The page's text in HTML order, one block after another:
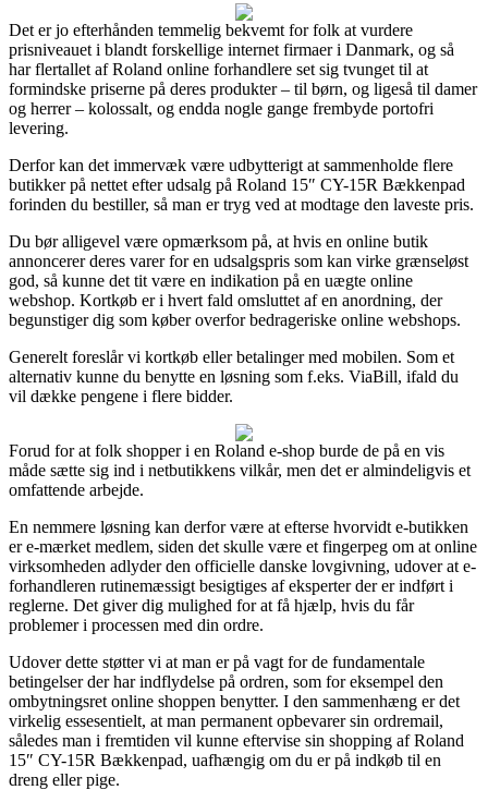
Det er jo efterhånden temmelig bekvemt for folk at vurdere
prisniveauet i blandt forskellige internet firmaer i Danmark, og så
har flertallet af Roland online forhandlere set sig tvunget til at
formindske priserne på deres produkter – til børn, og ligeså til damer
og herrer – kolossalt, og endda nogle gange frembyde portofri
levering.
Derfor kan det immervæk være udbytterigt at sammenholde flere
butikker på nettet efter udsalg på Roland 15″ CY-15R Bækkenpad
forinden du bestiller, så man er tryg ved at modtage den laveste pris.
Du bør alligevel være opmærksom på, at hvis en online butik
annoncerer deres varer for en udsalgspris som kan virke grænseløst
god, så kunne det tit være en indikation på en uægte online
webshop. Kortkøb er i hvert fald omsluttet af en anordning, der
begunstiger dig som køber overfor bedrageriske online webshops.
Generelt foreslår vi kortkøb eller betalinger med mobilen. Som et
alternativ kunne du benytte en løsning som f.eks. ViaBill, ifald du
vil dække pengene i flere bidder.
Forud for at folk shopper i en Roland e-shop burde de på en vis
måde sætte sig ind i netbutikkens vilkår, men det er almindeligvis et
omfattende arbejde.
En nemmere løsning kan derfor være at efterse hvorvidt e-butikken
er e-mærket medlem, siden det skulle være et fingerpeg om at online
virksomheden adlyder den officielle danske lovgivning, udover at e-
forhandleren rutinemæssigt besigtiges af eksperter der er indført i
reglerne. Det giver dig mulighed for at få hjælp, hvis du får
problemer i processen med din ordre.
Udover dette støtter vi at man er på vagt for de fundamentale
betingelser der har indflydelse på ordren, som for eksempel den
ombytningsret online shoppen benytter. I den sammenhæng er det
virkelig essesentielt, at man permanent opbevarer sin ordremail,
således man i fremtiden vil kunne eftervise sin shopping af Roland
15″ CY-15R Bækkenpad, uafhængig om du er på indkøb til en
dreng eller pige.